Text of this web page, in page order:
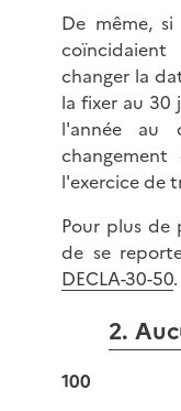
De même,
changer la
la fixer au
l'année au
l'exercice de
Pour plus de
de se
DECLA-30-50.
2.
100